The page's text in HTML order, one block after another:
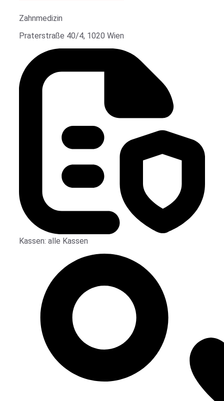
Zahnmedizin
Praterstraße 40/4, 1020 Wien
Kassen: alle Kassen